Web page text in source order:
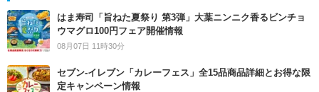
はま寿司「旨ねた夏祭り 第3弾」大葉ニンニク香るビンチョ
ウマグロ100円フェア開催情報
08月07日 11時30分
セブン‐イレブン「カレーフェス」全15品商品詳細とお得な限
定キャンペーン情報